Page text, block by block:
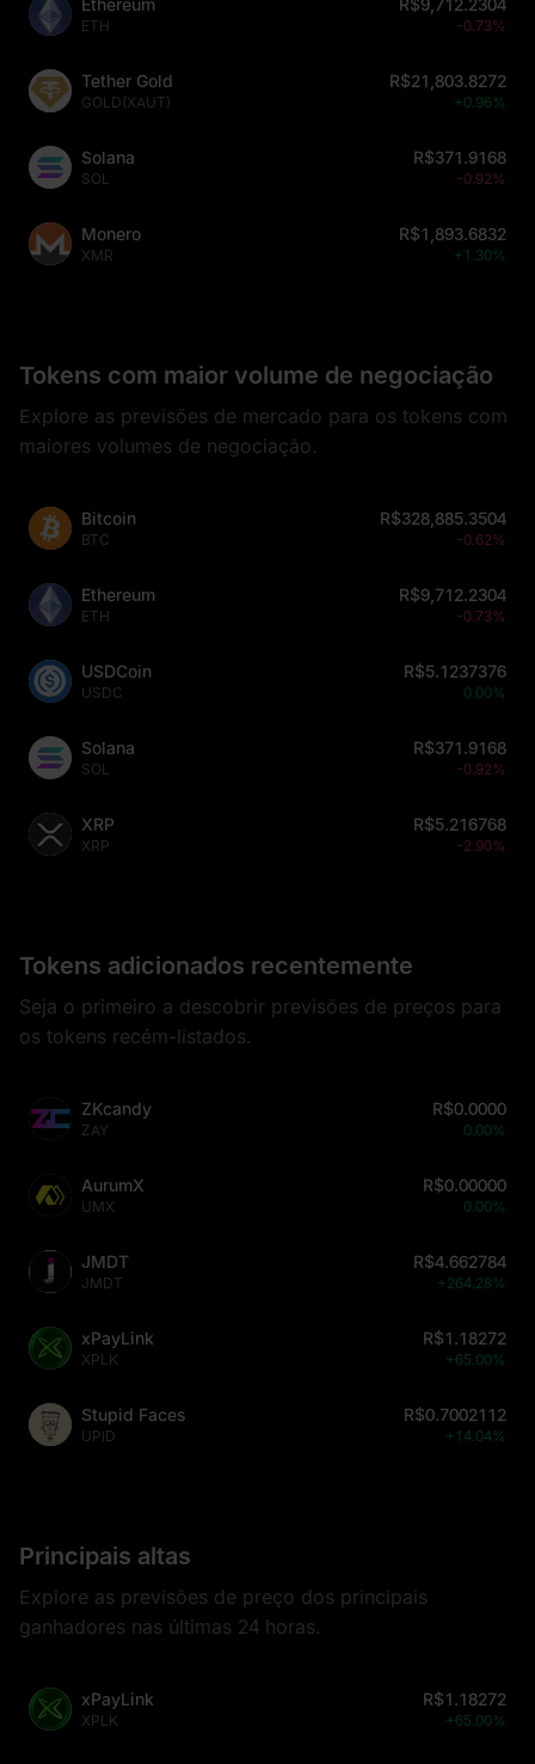
Ethereum
ETH
R$9,712.2304
-0.73%
Tether Gold
GOLD(XAUT)
R$21,803.8272
+0.96%
Solana
SOL
R$371.9168
-0.92%
Monero
XMR
R$1,893.6832
+1.30%
Tokens com maior volume de negociação
Explore as previsões de mercado para os tokens com
maiores volumes de negociação.
Bitcoin
BTC
R$328,885.3504
-0.62%
Ethereum
ETH
R$9,712.2304
-0.73%
USDCoin
USDC
R$5.1237376
0.00%
Solana
SOL
R$371.9168
-0.92%
XRP
XRP
R$5.216768
-2.90%
Tokens adicionados recentemente
Seja o primeiro a descobrir previsões de preços para
os tokens recém-listados.
ZKcandy
ZAY
R$0.0000
0.00%
AurumX
UMX
R$0.00000
0.00%
JMDT
JMDT
R$4.662784
+264.28%
xPayLink
XPLK
R$1.18272
+65.00%
Stupid Faces
UPID
R$0.7002112
+14.04%
Principais altas
Explore as previsões de preço dos principais
ganhadores nas últimas 24 horas.
xPayLink
XPLK
R$1.18272
+65.00%